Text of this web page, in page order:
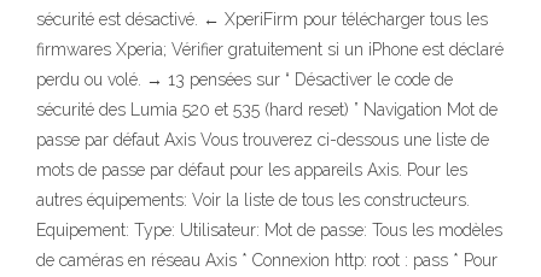
sécurité est désactivé. ← XperiFirm pour télécharger tous les
firmwares Xperia; Vérifier gratuitement si un iPhone est déclaré
perdu ou volé. → 13 pensées sur “ Désactiver le code de
sécurité des Lumia 520 et 535 (hard reset) ” Navigation Mot de
passe par défaut Axis Vous trouverez ci-dessous une liste de
mots de passe par défaut pour les appareils Axis. Pour les
autres équipements: Voir la liste de tous les constructeurs.
Equipement: Type: Utilisateur: Mot de passe: Tous les modèles
de caméras en réseau Axis * Connexion http: root : pass * Pour